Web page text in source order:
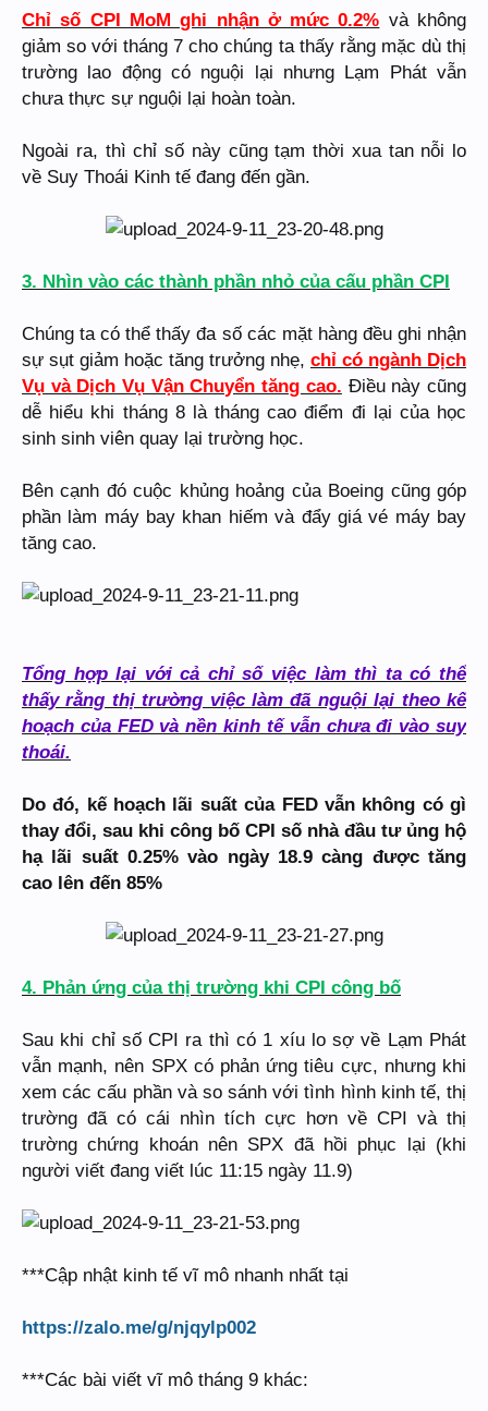
Chỉ số CPI MoM ghi nhận ở mức 0.2% và không
giảm so với tháng 7 cho chúng ta thấy rằng mặc dù thị
trường lao động có nguội lại nhưng Lạm Phát vẫn
chưa thực sự nguội lại hoàn toàn.
Ngoài ra, thì chỉ số này cũng tạm thời xua tan nỗi lo
về Suy Thoái Kinh tế đang đến gần.
3. Nhìn vào các thành phần nhỏ của cấu phần CPI
Chúng ta có thể thấy đa số các mặt hàng đều ghi nhận
sự sụt giảm hoặc tăng trưởng nhẹ, chỉ có ngành Dịch
Vụ và Dịch Vụ Vận Chuyển tăng cao. Điều này cũng
dễ hiểu khi tháng 8 là tháng cao điểm đi lại của học
sinh sinh viên quay lại trường học.
Bên cạnh đó cuộc khủng hoảng của Boeing cũng góp
phần làm máy bay khan hiếm và đẩy giá vé máy bay
tăng cao.
Tổng hợp lại với cả chỉ số việc làm thì ta có thể
thấy rằng thị trường việc làm đã nguội lại theo kế
hoạch của FED và nền kinh tế vẫn chưa đi vào suy
thoái.
Do đó, kế hoạch lãi suất của FED vẫn không có gì
thay đổi, sau khi công bố CPI số nhà đầu tư ủng hộ
hạ lãi suất 0.25% vào ngày 18.9 càng được tăng
cao lên đến 85%
4. Phản ứng của thị trường khi CPI công bố
Sau khi chỉ số CPI ra thì có 1 xíu lo sợ về Lạm Phát
vẫn mạnh, nên SPX có phản ứng tiêu cực, nhưng khi
xem các cấu phần và so sánh với tình hình kinh tế, thị
trường đã có cái nhìn tích cực hơn về CPI và thị
trường chứng khoán nên SPX đã hồi phục lại (khi
người viết đang viết lúc 11:15 ngày 11.9)
***Cập nhật kinh tế vĩ mô nhanh nhất tại
https://zalo.me/g/njqylp002
***Các bài viết vĩ mô tháng 9 khác: